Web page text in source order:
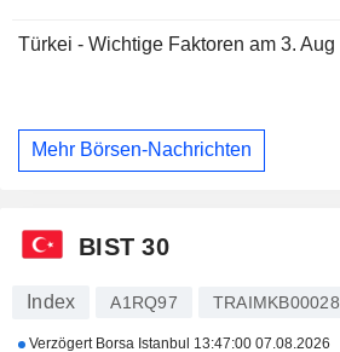
Türkei - Wichtige Faktoren am 3. Aug
Mehr Börsen-Nachrichten
BIST 30
Index A1RQ97 TRAIMKB00028
Verzögert Borsa Istanbul 13:47:00 07.08.2026